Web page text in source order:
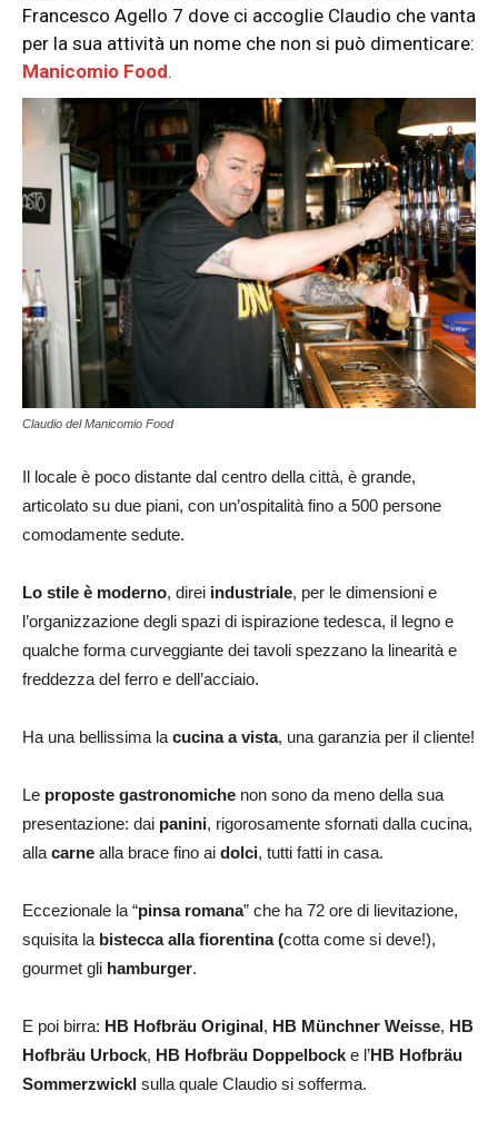
Francesco Agello 7 dove ci accoglie Claudio che vanta
per la sua attività un nome che non si può dimenticare:
Manicomio Food.
Claudio del Manicomio Food
Il locale è poco distante dal centro della città, è grande,
articolato su due piani, con un’ospitalità fino a 500 persone
comodamente sedute.
Lo stile è moderno, direi industriale, per le dimensioni e
l’organizzazione degli spazi di ispirazione tedesca, il legno e
qualche forma curveggiante dei tavoli spezzano la linearità e
freddezza del ferro e dell’acciaio.
Ha una bellissima la cucina a vista, una garanzia per il cliente!
Le proposte gastronomiche non sono da meno della sua
presentazione: dai panini, rigorosamente sfornati dalla cucina,
alla carne alla brace fino ai dolci, tutti fatti in casa.
Eccezionale la “pinsa romana” che ha 72 ore di lievitazione,
squisita la bistecca alla fiorentina (cotta come si deve!),
gourmet gli hamburger.
E poi birra: HB Hofbräu Original, HB Münchner Weisse, HB
Hofbräu Urbock, HB Hofbräu Doppelbock e l’HB Hofbräu
Sommerzwickl sulla quale Claudio si sofferma.